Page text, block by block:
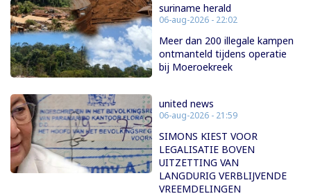
suriname herald
06-aug-2026 - 22:02
Meer dan 200 illegale kampen
ontmanteld tijdens operatie
bij Moeroekreek
united news
06-aug-2026 - 21:59
SIMONS KIEST VOOR
LEGALISATIE BOVEN
UITZETTING VAN
LANGDURIG VERBLIJVENDE
VREEMDELINGEN